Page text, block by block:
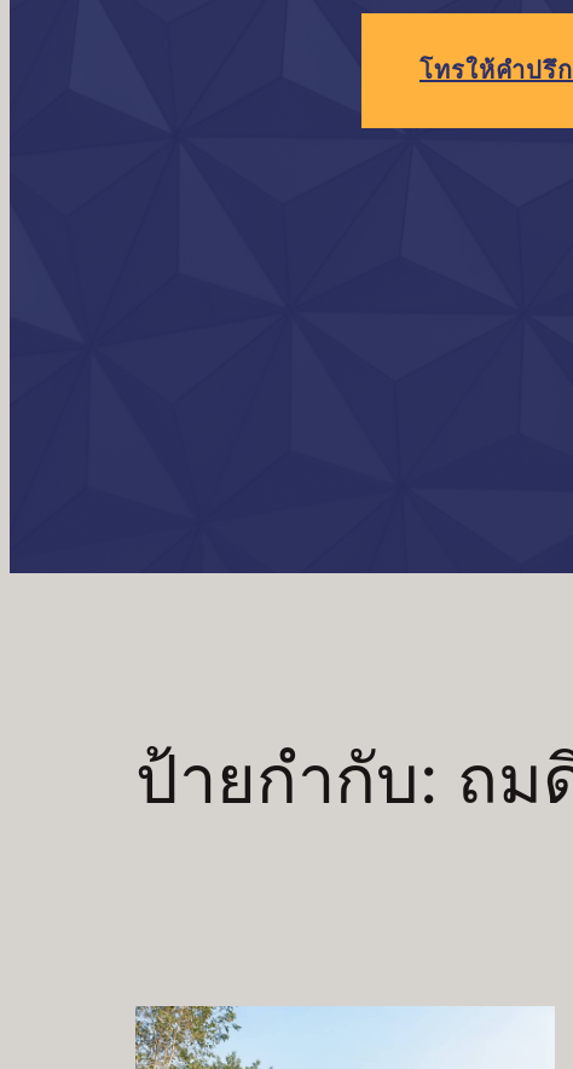
โทรให้คำปรึ
ป้ายกำกับ: ถม